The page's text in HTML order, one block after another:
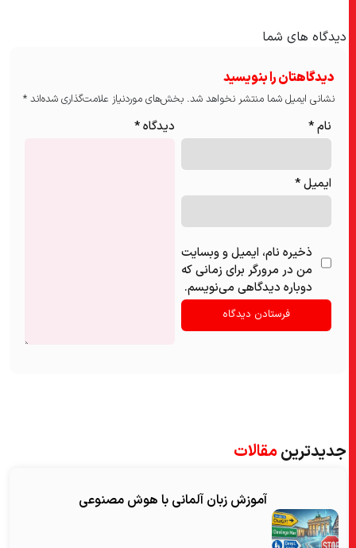
دیدگاه های شما
دیدگاهتان را بنویسید
نشانی ایمیل شما منتشر نخواهد شد. بخش‌های موردنیاز علامت‌گذاری شده‌اند*
دیدگاه* نام*
ایمیل*
ذخیره نام، ایمیل و وبسایت
من در مرورگر برای زمانی که
دوباره دیدگاهی می‌نویسم.
جدیدترینمقالات
آموزش زبان آلمانی با هوش مصنوعی